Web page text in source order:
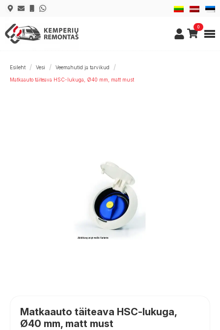
0
Esileht Vesi Veemahutid ja tarvikud
Matkaauto täiteava HSC-lukuga, Ø40 mm, matt must
Matkaauto täiteava HSC-lukuga,
Ø40 mm, matt must